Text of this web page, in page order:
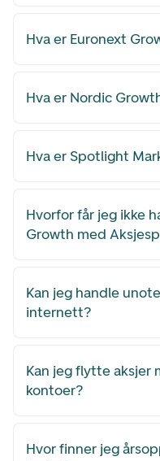
Hva er Euronext
Hva er Nordic
Hva er Spotlight
Hvorfor får jeg ikke
Growth med
Kan jeg handle
internett?
Kan jeg flytte aksjer
kontoer?
Hvor finner jeg